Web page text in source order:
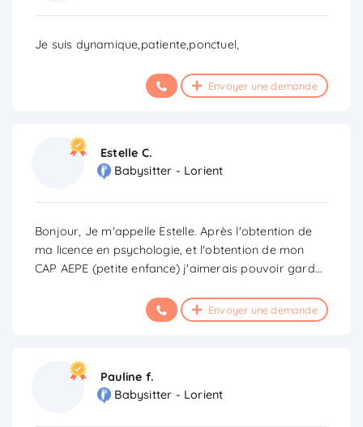
Je suis dynamique,patiente,ponctuel,
Envoyer une demande
Estelle C.
Babysitter - Lorient
Bonjour, Je m'appelle Estelle. Après l'obtention de
ma licence en psychologie, et l'obtention de mon
CAP AEPE (petite enfance) j'aimerais pouvoir gard...
Envoyer une demande
Pauline f.
Babysitter - Lorient